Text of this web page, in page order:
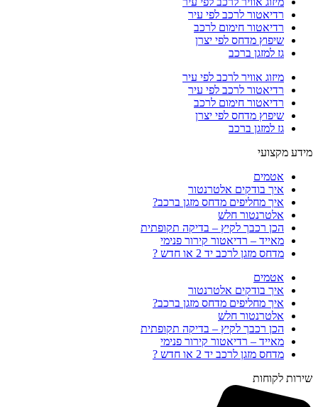
רדיאטור לרכב לפי עיר
רדיאטור חימום לרכב
שיפוץ מדחס לפי יצרן
גז למזגן ברכב
מיזוג אוויר לרכב לפי עיר
רדיאטור לרכב לפי עיר
רדיאטור חימום לרכב
שיפוץ מדחס לפי יצרן
גז למזגן ברכב
מידע מקצועי
אטמים
איך בודקים אלטרנטור
איך מחליפים מדחס מזגן ברכב?
אלטרנטור חלש
הכן רכבך לקיץ – בדיקה תקופתית
מאייד – רדיאטור קירור פנימי
מדחס מזגן לרכב יד 2 או חדש ?
אטמים
איך בודקים אלטרנטור
איך מחליפים מדחס מזגן ברכב?
אלטרנטור חלש
הכן רכבך לקיץ – בדיקה תקופתית
מאייד – רדיאטור קירור פנימי
מדחס מזגן לרכב יד 2 או חדש ?
שירות לקוחות